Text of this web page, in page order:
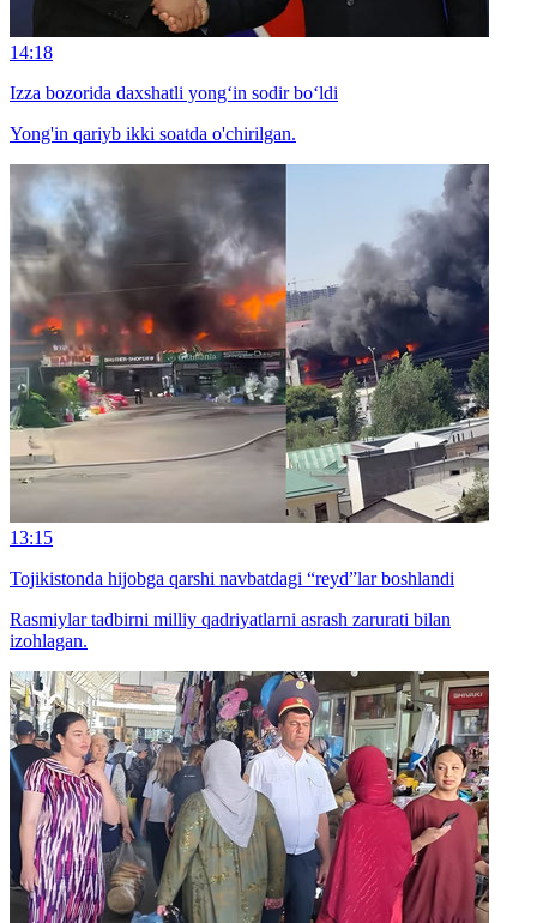
14:18
Izza bozorida daxshatli yong‘in sodir bo‘ldi
Yong'in qariyb ikki soatda o'chirilgan.
13:15
Tojikistonda hijobga qarshi navbatdagi “reyd”lar boshlandi
Rasmiylar tadbirni milliy qadriyatlarni asrash zarurati bilan
izohlagan.